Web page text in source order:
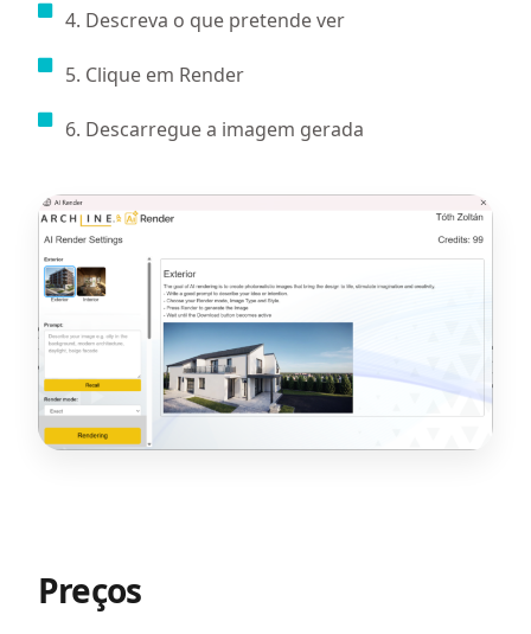
4. Descreva o que pretende ver
5. Clique em Render
6. Descarregue a imagem gerada
Preços